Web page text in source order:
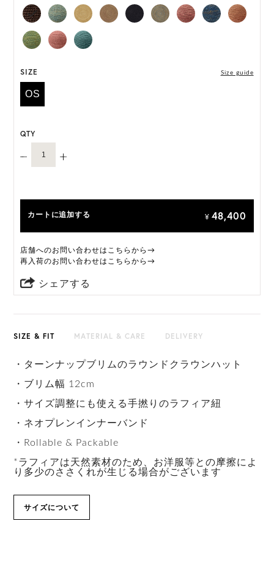
丸めて持ち運びが可能で、旅行に最適なアイテムで
す。 持続可能な方法で収穫されたマダガスカル産の
ラフィアをひとつひとつ手編みし、3日以上かけて完
ン(職人)が持つ高度な技術を体現しています。
「Provence 12」は一部仕様が変更になります。
オーダーをいただいたタイミングによって、上記い
ずれかの商品のお届けになりますこと、予めご了承
ONE SIZE展開の商品:ONE SIZE 57.5cm
M, L 展開の商品:M 57.5cm, L 59.5cm
*天然素材を用いたハンドメイドのため、サイズ・色
には個体差がございます。
HAT BOX に収納できない商品です。
SIZE Size guide
OS
QTY
カートに追加する ¥ 48,400
店舗へのお問い合わせはこちらから→
再入荷のお問い合わせはこちらから→
シェアする
SIZE & FIT MATERIAL & CARE DELIVERY
・ターンナップブリムのラウンドクラウンハット
・ブリム幅 12cm
・サイズ調整にも使える手撚りのラフィア紐
・ネオプレンインナーバンド
・Rollable & Packable
*ラフィアは天然素材のため、お洋服等との摩擦によ
り多少のささくれが生じる場合がございます
サイズについて